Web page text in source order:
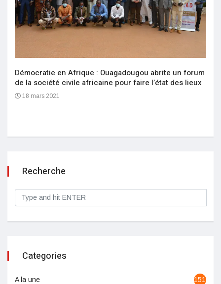
Démocratie en Afrique : Ouagadougou abrite un forum
de la société civile africaine pour faire l’état des lieux
18 mars 2021
Recherche
Categories
A la une 1513